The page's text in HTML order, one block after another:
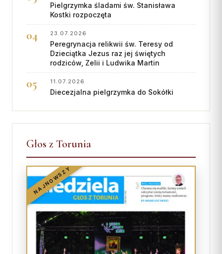
Pielgrzymka śladami św. Stanisława
Kostki rozpoczęta
23.07.2026
Peregrynacja relikwii św. Teresy od
Dzieciątka Jezus raz jej świętych
rodziców, Zelii i Ludwika Martin
11.07.2026
Diecezjalna pielgrzymka do Sokółki
Głos z Torunia
NAJNOWSZY